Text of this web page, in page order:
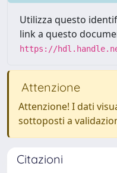
Utilizza questo
link a questo
https://
Attenzione
Attenzione! I dati
sottoposti a
Citazioni